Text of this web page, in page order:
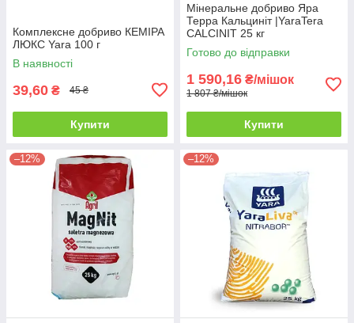
Комплексне добриво КЕМІРА
ЛЮКС Yara 100 г
В наявності
39,60 ₴ 45 ₴
Купити
Мінеральне добриво Яра
Терра Кальциніт |YaraTera
CALCINIT 25 кг
Готово до відправки
1 590,16 ₴/мішок
1 807 ₴/мішок
Купити
–12% –12%